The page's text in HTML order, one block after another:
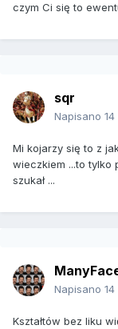
czym Ci się to
sqr
Napisano
Mi kojarzy się to z
wieczkiem ...to tylko
szukał ...
Napisano
Kształtów bez liku